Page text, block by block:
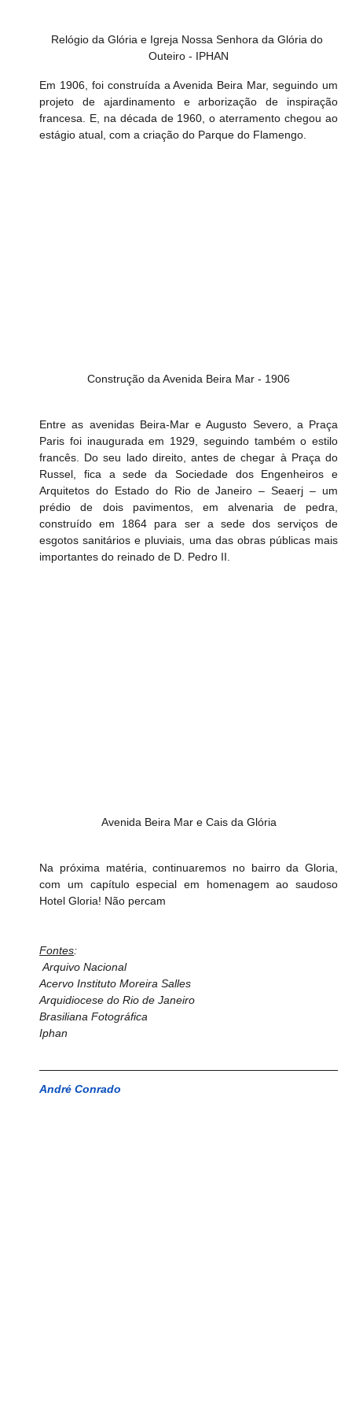
Relógio da Glória e Igreja Nossa Senhora da Glória do
Outeiro - IPHAN
Em 1906, foi construída a Avenida Beira Mar, seguindo um
projeto de ajardinamento e arborização de inspiração
francesa. E, na década de 1960, o aterramento chegou ao
estágio atual, com a criação do Parque do Flamengo.
Construção da Avenida Beira Mar - 1906
Entre as avenidas Beira-Mar e Augusto Severo, a Praça
Paris foi inaugurada em 1929, seguindo também o estilo
francês. Do seu lado direito, antes de chegar à Praça do
Russel, fica a sede da Sociedade dos Engenheiros e
Arquitetos do Estado do Rio de Janeiro – Seaerj – um
prédio de dois pavimentos, em alvenaria de pedra,
construído em 1864 para ser a sede dos serviços de
esgotos sanitários e pluviais, uma das obras públicas mais
importantes do reinado de D. Pedro II.
Avenida Beira Mar e Cais da Glória
Na próxima matéria, continuaremos no bairro da Gloria,
com um capítulo especial em homenagem ao saudoso
Hotel Gloria! Não percam
Fontes:
Arquivo Nacional
Acervo Instituto Moreira Salles
Arquidiocese do Rio de Janeiro
Brasiliana Fotográfica
Iphan
André Conrado